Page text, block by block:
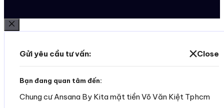
Đóng
Gửi yêu cầu tư vấn: Close
Bạn đang quan tâm đến:
Chung cư Ansana By Kita mặt tiền Võ Văn Kiệt Tphcm